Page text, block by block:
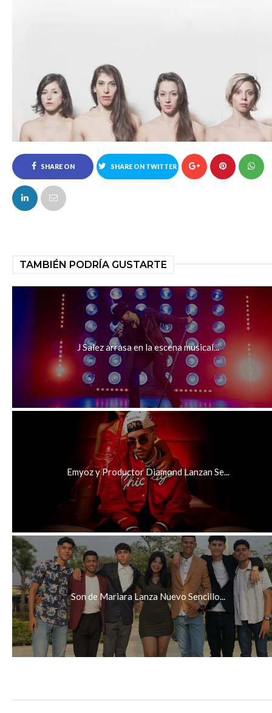
SHARE ON
FACEBOOK
SHARE ON TWITTER
TAMBIÉN PODRÍA GUSTARTE
J Salez arrasa en la escena musical...
Emyoz y Productor Diamond Lanzan Se...
Son de Mariara Lanza Nuevo Sencillo...